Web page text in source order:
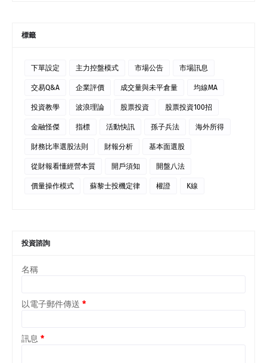
標籤
下單設定 主力控盤模式 市場公告 市場訊息
交易Q&A 企業評價 成交量與未平倉量 均線MA
投資教學 波浪理論 股票投資 股票投資100招
金融怪傑 指標 活動快訊 孫子兵法 海外所得
財務比率選股法則 財報分析 基本面選股
從財報看懂經營本質 開戶須知 開盤八法
價量操作模式 蘇黎士投機定律 權證 K線
投資諮詢
名稱
以電子郵件傳送 *
訊息 *